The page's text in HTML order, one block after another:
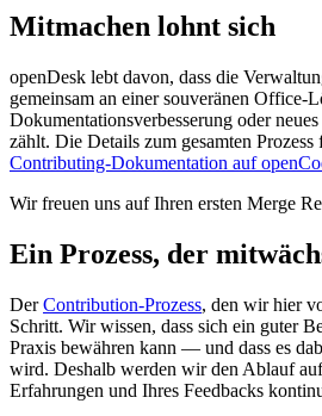
Mitmachen lohnt sich
openDesk lebt davon, dass die
gemeinsam an einer souveränen Office-
Dokumentationsverbesserung oder
zählt. Die Details zum gesamten
Contributing-Dokumentation auf
Wir freuen uns auf Ihren ersten Merge
Ein Prozess, der
DerContribution-Prozess, den wir hier
Schritt. Wir wissen, dass sich ein guter
Praxis bewähren kann — und dass es
wird. Deshalb werden wir den Ablauf
Erfahrungen und Ihres Feedbacks